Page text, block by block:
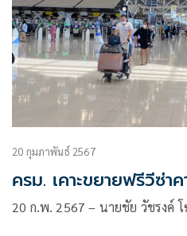
20 กุมภาพันธ์ 2567
ครม. เคาะขยายฟรีวีซ่า
20 ก.พ. 2567 – นายชัย วัชรงค์